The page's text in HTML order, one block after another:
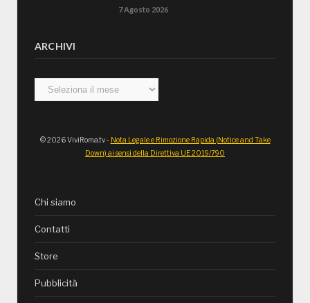
7 Agosto 2026
ARCHIVI
Archivi
© 2026 ViviRoma.tv - Nota Legale e Rimozione Rapida (Notice and Take
Down) ai sensi della Direttiva UE 2019/790
Chi siamo
Contatti
Store
Pubblicità